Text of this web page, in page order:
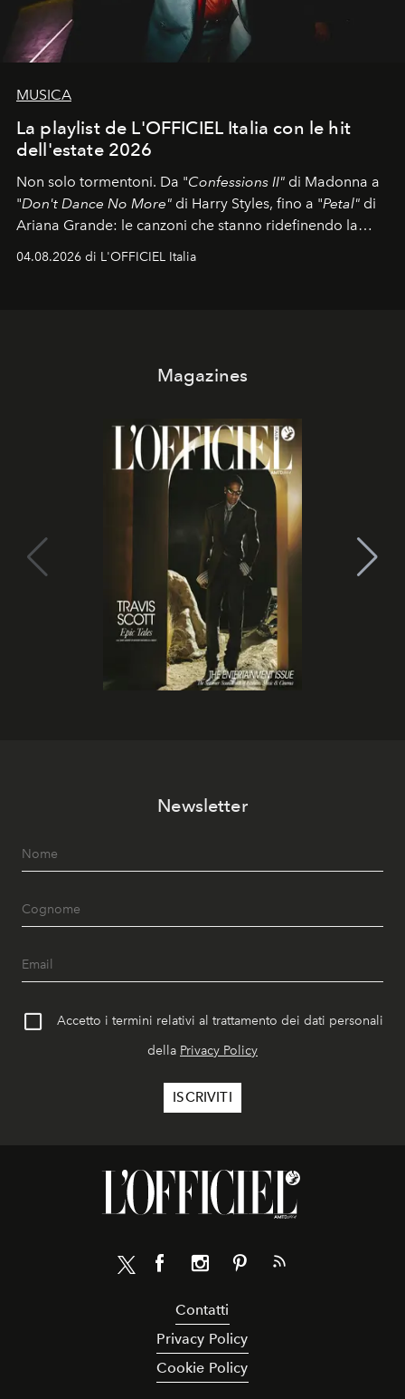
MUSICA
La playlist de L'OFFICIEL Italia con le hit
dell'estate 2026
Non solo tormentoni. Da "Confessions II" di Madonna a
"Don't Dance No More" di Harry Styles, fino a "Petal" di
Ariana Grande: le canzoni che stanno ridefinendo la
04.08.2026 di L'OFFICIEL Italia
Magazines
Newsletter
Accetto i termini relativi al trattamento dei dati personali
della Privacy Policy
Contatti
Privacy Policy
Cookie Policy